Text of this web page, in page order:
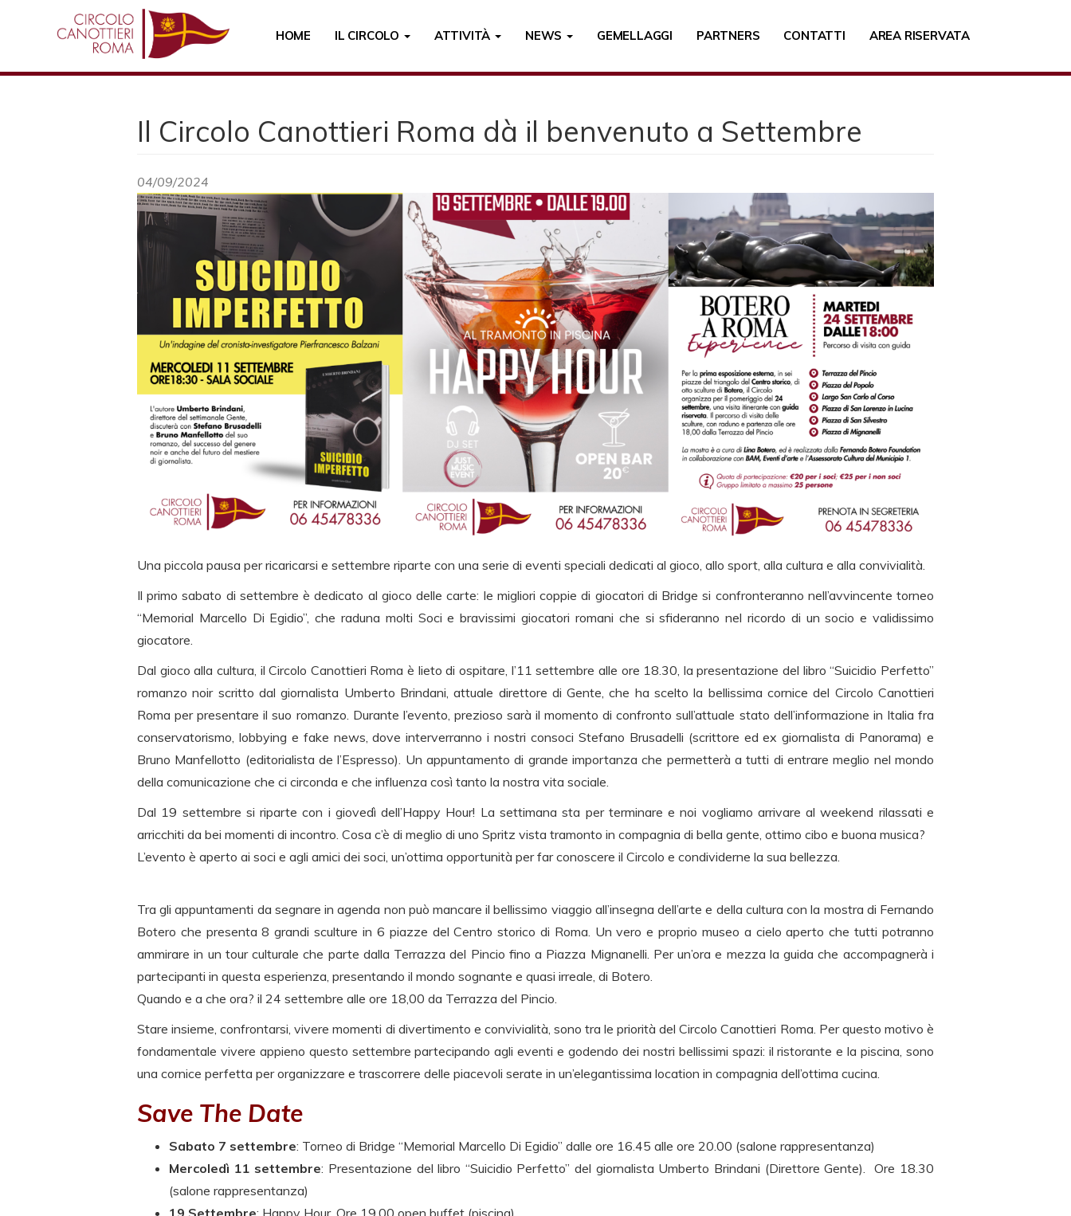
contenuto
HOME IL CIRCOLO ATTIVITÀ NEWS GEMELLAGGI PARTNERS CONTATTI AREA RISERVATA
Il Circolo Canottieri Roma dà il benvenuto a Settembre
04/09/2024
Una piccola pausa per ricaricarsi e settembre riparte con una serie di eventi speciali dedicati al gioco, allo sport, alla cultura e alla convivialità.
Il primo sabato di settembre è dedicato al gioco delle carte: le migliori coppie di giocatori di Bridge si confronteranno nell’avvincente torneo
“Memorial Marcello Di Egidio”, che raduna molti Soci e bravissimi giocatori romani che si sfideranno nel ricordo di un socio e validissimo
giocatore.
Dal gioco alla cultura, il Circolo Canottieri Roma è lieto di ospitare, l’11 settembre alle ore 18.30, la presentazione del libro “Suicidio Perfetto”
romanzo noir scritto dal giornalista Umberto Brindani, attuale direttore di Gente, che ha scelto la bellissima cornice del Circolo Canottieri
Roma per presentare il suo romanzo. Durante l’evento, prezioso sarà il momento di confronto sull’attuale stato dell’informazione in Italia fra
conservatorismo, lobbying e fake news, dove interverranno i nostri consoci Stefano Brusadelli (scrittore ed ex giornalista di Panorama) e
Bruno Manfellotto (editorialista de l’Espresso). Un appuntamento di grande importanza che permetterà a tutti di entrare meglio nel mondo
della comunicazione che ci circonda e che influenza così tanto la nostra vita sociale.
Dal 19 settembre si riparte con i giovedì dell’Happy Hour! La settimana sta per terminare e noi vogliamo arrivare al weekend rilassati e
arricchiti da bei momenti di incontro. Cosa c’è di meglio di uno Spritz vista tramonto in compagnia di bella gente, ottimo cibo e buona musica?
L’evento è aperto ai soci e agli amici dei soci, un’ottima opportunità per far conoscere il Circolo e condividerne la sua bellezza.
Tra gli appuntamenti da segnare in agenda non può mancare il bellissimo viaggio all’insegna dell’arte e della cultura con la mostra di Fernando
Botero che presenta 8 grandi sculture in 6 piazze del Centro storico di Roma. Un vero e proprio museo a cielo aperto che tutti potranno
ammirare in un tour culturale che parte dalla Terrazza del Pincio fino a Piazza Mignanelli. Per un’ora e mezza la guida che accompagnerà i
partecipanti in questa esperienza, presentando il mondo sognante e quasi irreale, di Botero.
Quando e a che ora? il 24 settembre alle ore 18,00 da Terrazza del Pincio.
Stare insieme, confrontarsi, vivere momenti di divertimento e convivialità, sono tra le priorità del Circolo Canottieri Roma. Per questo motivo è
fondamentale vivere appieno questo settembre partecipando agli eventi e godendo dei nostri bellissimi spazi: il ristorante e la piscina, sono
una cornice perfetta per organizzare e trascorrere delle piacevoli serate in un’elegantissima location in compagnia dell’ottima cucina.
Save The Date
Sabato 7 settembre: Torneo di Bridge “Memorial Marcello Di Egidio” dalle ore 16.45 alle ore 20.00 (salone rappresentanza)
Mercoledì 11 settembre: Presentazione del libro “Suicidio Perfetto” del giornalista Umberto Brindani (Direttore Gente). Ore 18.30
(salone rappresentanza)